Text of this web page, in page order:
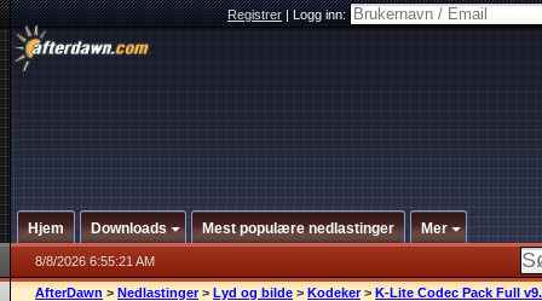
Registrer|Logg inn:
Hjem Downloads Mest populære nedlastinger Mer
8/8/2026 6:55:21 AM
AfterDawn > Nedlastinger > Lyd og bilde > Kodeker > K-Lite Codec Pack Full